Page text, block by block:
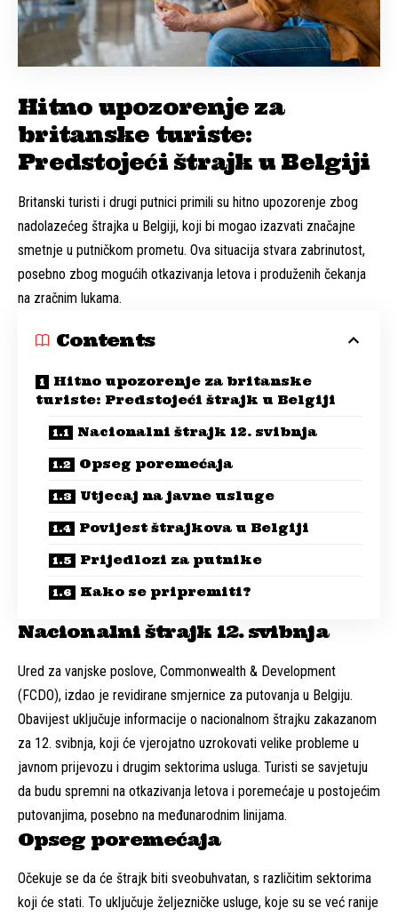
Hitno upozorenje za
britanske turiste:
Predstojeći štrajk u Belgiji
Britanski turisti i drugi putnici primili su hitno upozorenje zbog
nadolazećeg štrajka u Belgiji, koji bi mogao izazvati značajne
smetnje u putničkom prometu. Ova situacija stvara zabrinutost,
posebno zbog mogućih otkazivanja letova i produženih čekanja
na zračnim lukama.
Contents
Hitno upozorenje za britanske
turiste: Predstojeći štrajk u Belgiji
Nacionalni štrajk 12. svibnja
Opseg poremećaja
Utjecaj na javne usluge
Povijest štrajkova u Belgiji
Prijedlozi za putnike
Kako se pripremiti?
Nacionalni štrajk 12. svibnja
Ured za vanjske poslove, Commonwealth & Development
(FCDO), izdao je revidirane smjernice za putovanja u Belgiju.
Obavijest uključuje informacije o nacionalnom štrajku zakazanom
za 12. svibnja, koji će vjerojatno uzrokovati velike probleme u
javnom prijevozu i drugim sektorima usluga. Turisti se savjetuju
da budu spremni na otkazivanja letova i poremećaje u postojećim
putovanjima, posebno na međunarodnim linijama.
Opseg poremećaja
Očekuje se da će štrajk biti sveobuhvatan, s različitim sektorima
koji će stati. To uključuje željezničke usluge, koje su se već ranije